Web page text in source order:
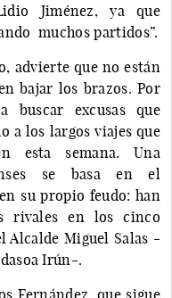
Jiménez, ya que
muchos partidos”.
advierte que no están
bajar los brazos. Por
buscar excusas que
a los largos viajes que
esta semana. Una
se basa en el
su propio feudo: han
rivales en los cinco
Alcalde Miguel Salas -
Irún-.
Fernández, que sigue